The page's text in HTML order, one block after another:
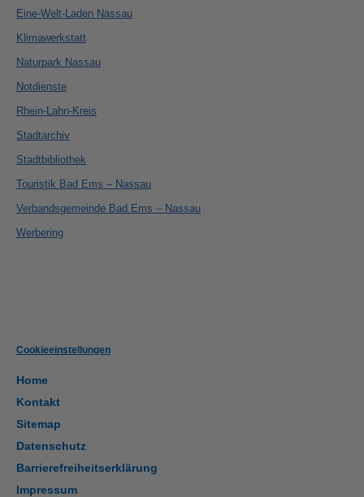
Eine-Welt-Laden Nassau
Klimawerkstatt
Naturpark Nassau
Notdienste
Rhein-Lahn-Kreis
Stadtarchiv
Stadtbibliothek
Touristik Bad Ems – Nassau
Verbandsgemeinde Bad Ems – Nassau
Werbering
Cookieeinstellungen
Home
Kontakt
Sitemap
Datenschutz
Barrierefreiheitserklärung
Impressum